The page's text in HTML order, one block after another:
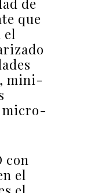
de
que
el
mini-
micro-
con
el